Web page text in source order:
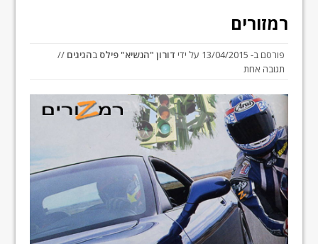
רמזורים
פורסם ב- 13/04/2015 על ידי דורון "הנשיא" פילס בהגיגים //
תגובה אחת